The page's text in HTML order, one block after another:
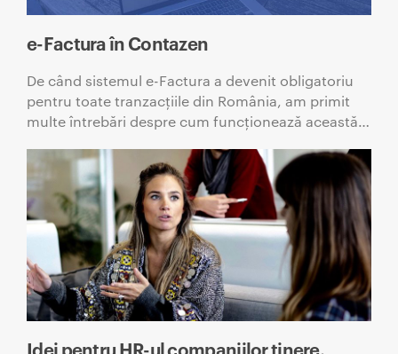
e-Factura în Contazen
De când sistemul e-Factura a devenit obligatoriu
pentru toate tranzacțiile din România, am primit
multe întrebări despre cum funcționează această…
Idei pentru HR-ul companiilor tinere.